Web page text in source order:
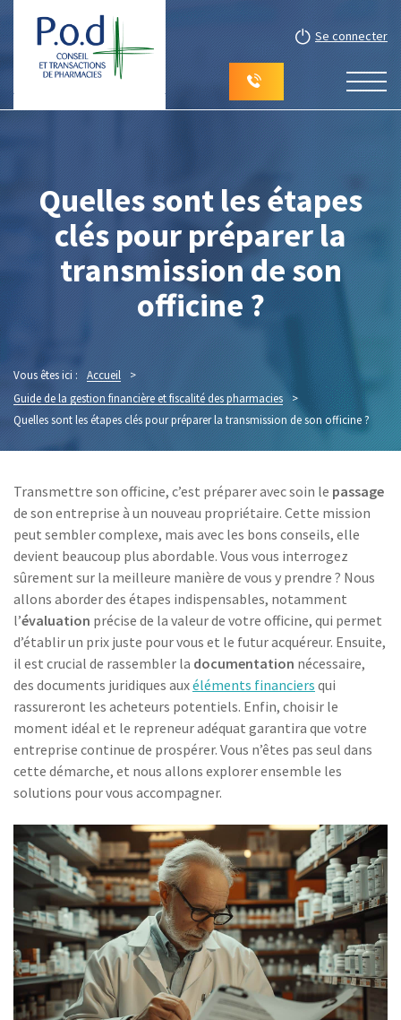
Se connecter
Quelles sont les étapes
clés pour préparer la
transmission de son
officine ?
Vous êtes ici : Accueil
>
Guide de la gestion financière et fiscalité des pharmacies
>
Quelles sont les étapes clés pour préparer la transmission de son officine ?
Transmettre son officine, c’est préparer avec soin le passage
de son entreprise à un nouveau propriétaire. Cette mission
peut sembler complexe, mais avec les bons conseils, elle
devient beaucoup plus abordable. Vous vous interrogez
sûrement sur la meilleure manière de vous y prendre ? Nous
allons aborder des étapes indispensables, notamment
l’évaluation précise de la valeur de votre officine, qui permet
d’établir un prix juste pour vous et le futur acquéreur. Ensuite,
il est crucial de rassembler la documentation nécessaire,
des documents juridiques auxéléments financiers qui
rassureront les acheteurs potentiels. Enfin, choisir le
moment idéal et le repreneur adéquat garantira que votre
entreprise continue de prospérer. Vous n’êtes pas seul dans
cette démarche, et nous allons explorer ensemble les
solutions pour vous accompagner.